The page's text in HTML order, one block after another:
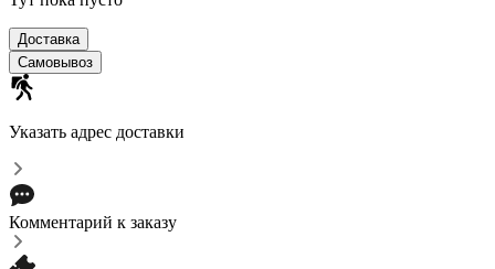
Доставка
Самовывоз
Указать адрес доставки
Комментарий к заказу